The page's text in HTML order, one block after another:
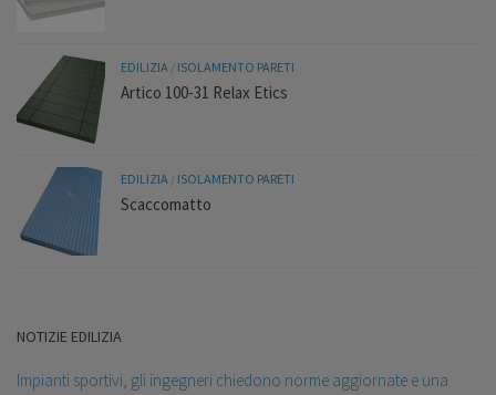
EDILIZIA / ISOLAMENTO PARETI
Artico 100-31 Relax Etics
EDILIZIA / ISOLAMENTO PARETI
Scaccomatto
NOTIZIE EDILIZIA
Impianti sportivi, gli ingegneri chiedono norme aggiornate e una